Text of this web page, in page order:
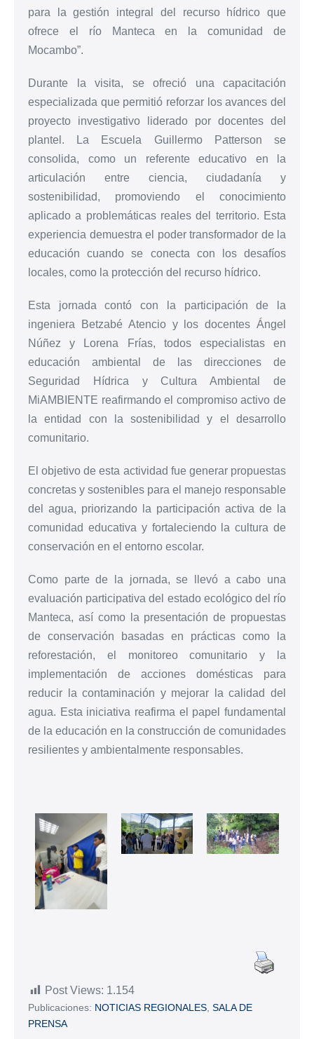
para la gestión integral del recurso hídrico que
ofrece el río Manteca en la comunidad de
Mocambo”.
Durante la visita, se ofreció una capacitación
especializada que permitió reforzar los avances del
proyecto investigativo liderado por docentes del
plantel. La Escuela Guillermo Patterson se
consolida, como un referente educativo en la
articulación entre ciencia, ciudadanía y
sostenibilidad, promoviendo el conocimiento
aplicado a problemáticas reales del territorio. Esta
experiencia demuestra el poder transformador de la
educación cuando se conecta con los desafíos
locales, como la protección del recurso hídrico.
Esta jornada contó con la participación de la
ingeniera Betzabé Atencio y los docentes Ángel
Núñez y Lorena Frías, todos especialistas en
educación ambiental de las direcciones de
Seguridad Hídrica y Cultura Ambiental de
MiAMBIENTE reafirmando el compromiso activo de
la entidad con la sostenibilidad y el desarrollo
comunitario.
El objetivo de esta actividad fue generar propuestas
concretas y sostenibles para el manejo responsable
del agua, priorizando la participación activa de la
comunidad educativa y fortaleciendo la cultura de
conservación en el entorno escolar.
Como parte de la jornada, se llevó a cabo una
evaluación participativa del estado ecológico del río
Manteca, así como la presentación de propuestas
de conservación basadas en prácticas como la
reforestación, el monitoreo comunitario y la
implementación de acciones domésticas para
reducir la contaminación y mejorar la calidad del
agua. Esta iniciativa reafirma el papel fundamental
de la educación en la construcción de comunidades
resilientes y ambientalmente responsables.
Post Views: 1.154
Publicaciones: NOTICIAS REGIONALES SALA DE
PRENSA